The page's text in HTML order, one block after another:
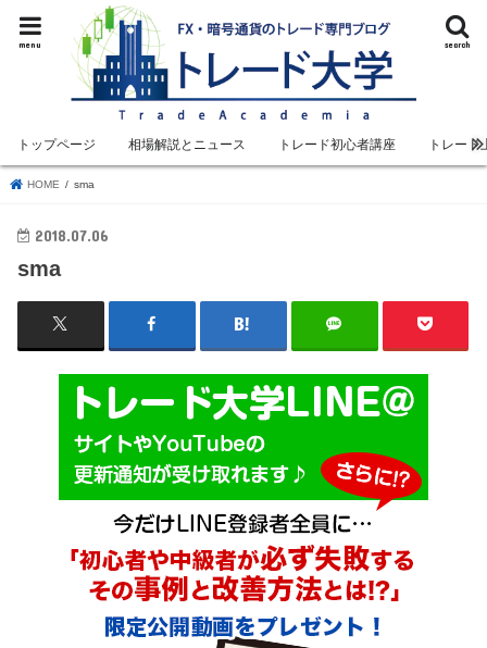
search
menu
トップページ 相場解説とニュース トレード初心者講座 トレード
HOME sma
2018.07.06
sma